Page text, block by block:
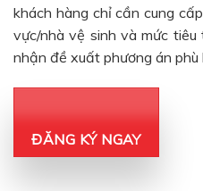
khách hàng chỉ cần cung
vực/nhà vệ sinh và mức
nhận đề xuất phương án phù
ĐĂNG KÝ NGAY